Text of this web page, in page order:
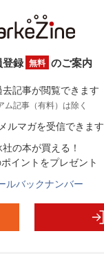
録 無料 のご案内
去記事が閲覧できます
ム記事（有料）は除く
ルマガを受信できます
社の本が買える！
イントをプレゼント
ルバックナンバー